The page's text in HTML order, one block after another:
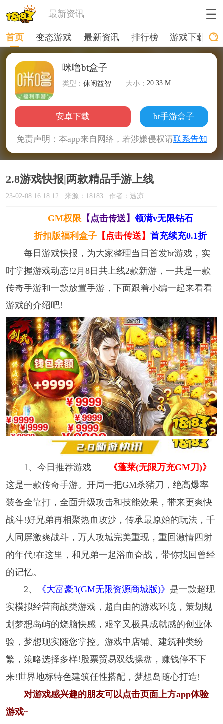
最新资讯
首页 变态游戏 最新资讯 排行榜 游戏下载
咪噜bt盒子
类型：休闲益智 大小：20.33 M
安卓下载 bt手游盒子
免责声明：本app来自网络，若涉嫌侵权请联系告知
2.8游戏快报|两款精品手游上线
23-02-08 16:18:12 来源：18183 作者：透凉
GM权限 【点击传送】 领满v无限钻石
折扣版福利盒子 【点击传送】首充续充0.1折
每日游戏快报，为大家整理当日首发bt游戏，实
时掌握游戏动态!2月8日共上线2款新游，一共是一款
传奇手游和一款放置手游，下面跟着小编一起来看看
游戏的介绍吧!
1、今日推荐游戏——《蓬莱(无限万充GM刀)》
这是一款传奇手游。开局一把GM杀猪刀，绝高爆率
装备全靠打，全面升级攻击和技能效果，带来更爽快
战斗!好兄弟再相聚热血攻沙，传承最原始的玩法，千
人同屏激爽战斗，万人攻城完美重现，重回激情四射
的年代!在这里，和兄弟一起浴血奋战，带你找回曾经
的记忆。
2、
《大富豪3(GM无限资源商城版)》 是一款超现
实模拟经营商战类游戏，超自由的游戏环境，策划规
划梦想岛屿的烧脑快感，艰辛又极具成就感的创业体
验，梦想现实随您掌控。游戏中店铺、建筑种类纷
繁，策略选择多样!股票贸易双线操盘，赚钱停不下
来!世界地标特色建筑任性搭配，梦想岛随心打造!
对游戏感兴趣的朋友可以点击页面上方app体验
游戏~